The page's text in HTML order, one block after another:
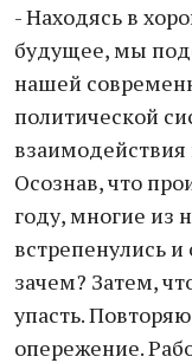
- Находясь в
будущее, мы
нашей
политической
взаимодействия
Осознав, что
году, многие из
встрепенулись
зачем? Затем,
упасть.
опережение.